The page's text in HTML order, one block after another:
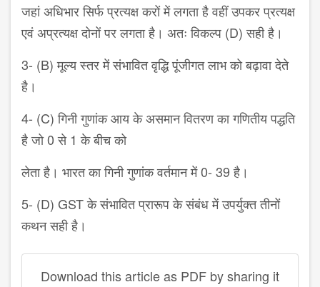
जहां अधिभार सिर्फ प्रत्यक्ष करों में लगता है वहीं उपकर प्रत्यक्ष
एवं अप्रत्यक्ष दोनों पर लगता है। अतः विकल्प (D) सही है।
3- (B) मूल्य स्तर में संभावित वृद्धि पूंजीगत लाभ को बढ़ावा देते
है।
4- (C) गिनी गुणांक आय के असमान वितरण का गणितीय पद्धति
है जो 0 से 1 के बीच को
लेता है। भारत का गिनी गुणांक वर्तमान में 0- 39 है।
5- (D) GST के संभावित प्रारूप के संबंध में उपर्युक्त तीनों
कथन सही है।
Download this article as PDF by sharing it